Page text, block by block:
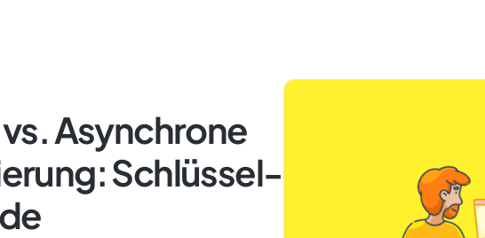
Asynchrone
Schlüssel-